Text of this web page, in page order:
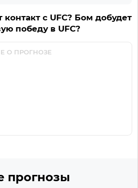
с UFC? Бом добудет
победу в UFC?
прогнозы